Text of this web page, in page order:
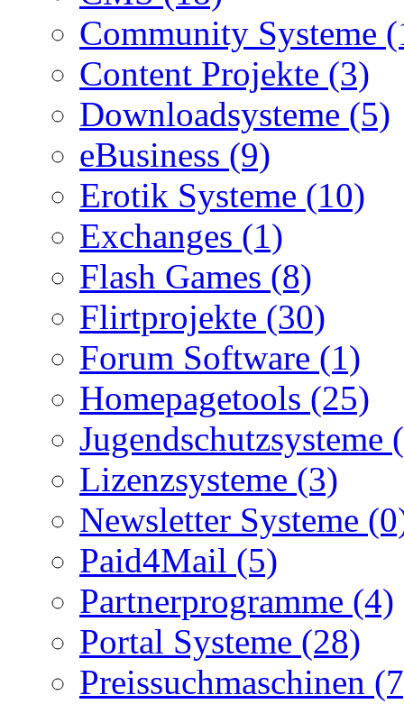
Community Systeme
Content Projekte (3)
Downloadsysteme (5)
eBusiness (9)
Erotik Systeme (10)
Exchanges (1)
Flash Games (8)
Flirtprojekte (30)
Forum Software (1)
Homepagetools (25)
Jugendschutzsysteme
Lizenzsysteme (3)
Newsletter Systeme
Paid4Mail (5)
Partnerprogramme (4)
Portal Systeme (28)
Preissuchmaschinen